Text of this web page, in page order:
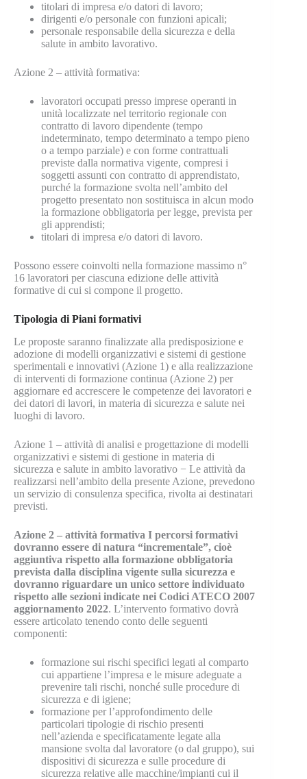
titolari di impresa e/o datori di lavoro;
dirigenti e/o personale con funzioni apicali;
personale responsabile della sicurezza e della
salute in ambito lavorativo.
Azione 2 – attività formativa:
lavoratori occupati presso imprese operanti in
unità localizzate nel territorio regionale con
contratto di lavoro dipendente (tempo
indeterminato, tempo determinato a tempo pieno
o a tempo parziale) e con forme contrattuali
previste dalla normativa vigente, compresi i
soggetti assunti con contratto di apprendistato,
purché la formazione svolta nell’ambito del
progetto presentato non sostituisca in alcun modo
la formazione obbligatoria per legge, prevista per
gli apprendisti;
titolari di impresa e/o datori di lavoro.
Possono essere coinvolti nella formazione massimo n°
16 lavoratori per ciascuna edizione delle attività
formative di cui si compone il progetto.
Tipologia di Piani formativi
Le proposte saranno finalizzate alla predisposizione e
adozione di modelli organizzativi e sistemi di gestione
sperimentali e innovativi (Azione 1) e alla realizzazione
di interventi di formazione continua (Azione 2) per
aggiornare ed accrescere le competenze dei lavoratori e
dei datori di lavori, in materia di sicurezza e salute nei
luoghi di lavoro.
Azione 1 – attività di analisi e progettazione di modelli
organizzativi e sistemi di gestione in materia di
sicurezza e salute in ambito lavorativo − Le attività da
realizzarsi nell’ambito della presente Azione, prevedono
un servizio di consulenza specifica, rivolta ai destinatari
previsti.
Azione 2 – attività formativa I percorsi formativi
dovranno essere di natura “incrementale”, cioè
aggiuntiva rispetto alla formazione obbligatoria
prevista dalla disciplina vigente sulla sicurezza e
dovranno riguardare un unico settore individuato
rispetto alle sezioni indicate nei Codici ATECO 2007
aggiornamento 2022. L’intervento formativo dovrà
essere articolato tenendo conto delle seguenti
componenti:
formazione sui rischi specifici legati al comparto
cui appartiene l’impresa e le misure adeguate a
prevenire tali rischi, nonché sulle procedure di
sicurezza e di igiene;
formazione per l’approfondimento delle
particolari tipologie di rischio presenti
nell’azienda e specificatamente legate alla
mansione svolta dal lavoratore (o dal gruppo), sui
dispositivi di sicurezza e sulle procedure di
sicurezza relative alle macchine/impianti cui il